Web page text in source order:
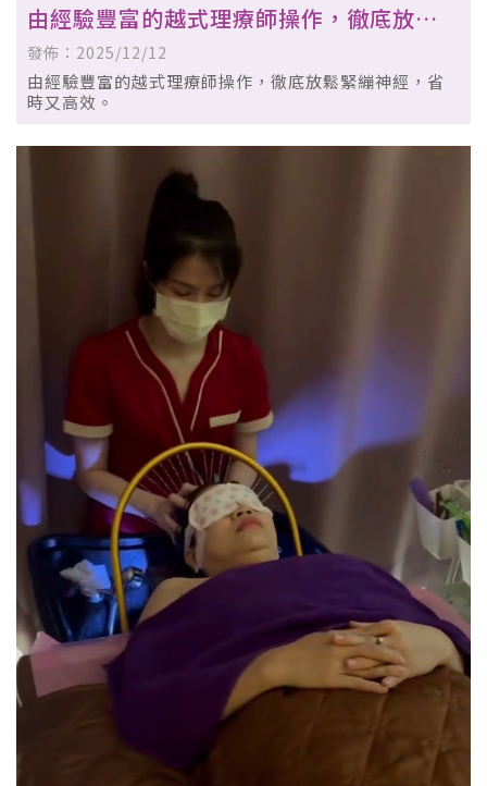
由經驗豐富的越式理療師操作，徹底放鬆
緊繃神經。 - 台中越式洗髮按摩｜西區越式
洗髮按摩
發佈：2025/12/12
由經驗豐富的越式理療師操作，徹底放鬆緊繃神經，省
時又高效。